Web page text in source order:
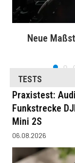
Neue
TESTS
Praxistest:
Funkstrecke
Mini 2S
06.08.2026